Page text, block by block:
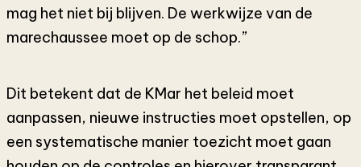
mag het niet bij blijven. De werkwijze van de
marechaussee moet op de schop.”
Dit betekent dat de KMar het beleid moet
aanpassen, nieuwe instructies moet opstellen, op
een systematische manier toezicht moet gaan